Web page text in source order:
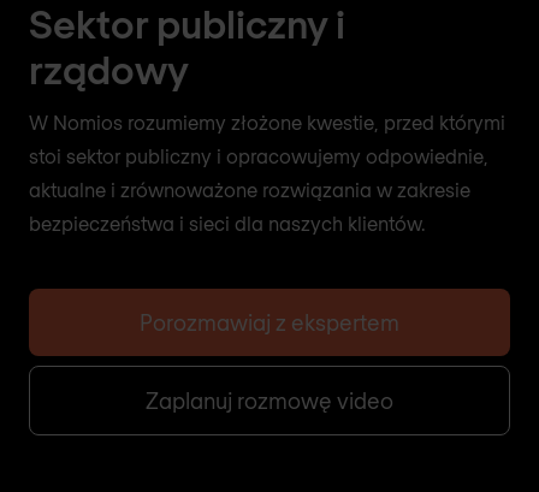
Sektor publiczny i
rządowy
W Nomios rozumiemy złożone kwestie, przed którymi
stoi sektor publiczny i opracowujemy odpowiednie,
aktualne i zrównoważone rozwiązania w zakresie
bezpieczeństwa i sieci dla naszych klientów.
Porozmawiaj z ekspertem
Zaplanuj rozmowę video